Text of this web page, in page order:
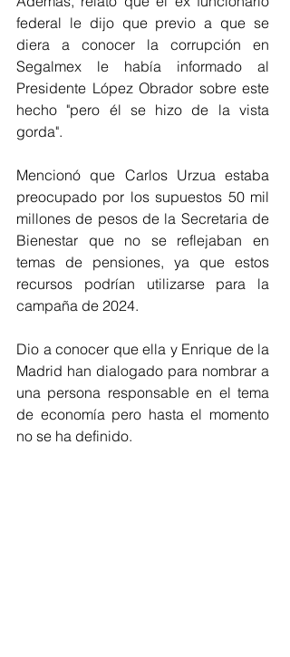
federal le dijo que previo a que se
diera a conocer la corrupción en
Segalmex le había informado al
Presidente López Obrador sobre este
hecho "pero él se hizo de la vista
gorda".
Mencionó que Carlos Urzua estaba
preocupado por los supuestos 50 mil
millones de pesos de la Secretaria de
Bienestar que no se reflejaban en
temas de pensiones, ya que estos
recursos podrían utilizarse para la
campaña de 2024.
Dio a conocer que ella y Enrique de la
Madrid han dialogado para nombrar a
una persona responsable en el tema
de economía pero hasta el momento
no se ha definido.